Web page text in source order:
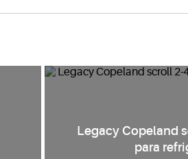
Legacy Copeland
para